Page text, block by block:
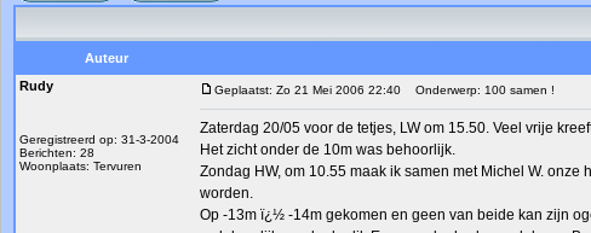
Auteur
Rudy
Geregistreerd op: 31-3-2004
Berichten: 28
Woonplaats: Tervuren
Geplaatst: Zo 21 Mei 2006 22:40 Onderwerp: 100 samen !
Zaterdag 20/05 voor de tetjes, LW om 15.50. Veel vrije
Het zicht onder de 10m was behoorlijk.
Zondag HW, om 10.55 maak ik samen met Michel W.
worden.
Op -13m ï¿½ -14m gekomen en geen van beide kan zijn